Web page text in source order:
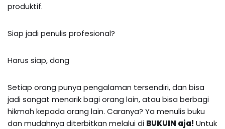
produktif.
Siap jadi penulis profesional?
Harus siap, dong
Setiap orang punya pengalaman tersendiri, dan bisa
jadi sangat menarik bagi orang lain, atau bisa berbagi
hikmah kepada orang lain. Caranya? Ya menulis buku
dan mudahnya diterbitkan melalui di BUKUIN aja! Untuk